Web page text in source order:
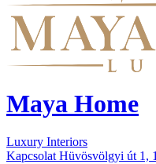
Maya Home
Luxury Interiors
Kapcsolat Hüvösvölgyi út 1,